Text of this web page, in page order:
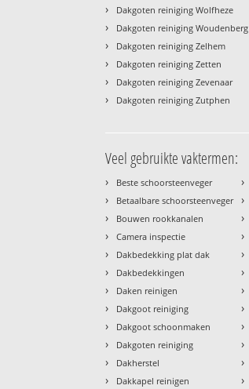
› Dakgoten reiniging Wolfheze
› Dakgoten reiniging Woudenberg
› Dakgoten reiniging Zelhem
› Dakgoten reiniging Zetten
› Dakgoten reiniging Zevenaar
› Dakgoten reiniging Zutphen
Veel gebruikte vaktermen:
› Beste schoorsteenveger
› Betaalbare schoorsteenveger
› Bouwen rookkanalen
› Camera inspectie
› Dakbedekking plat dak
› Dakbedekkingen
› Daken reinigen
› Dakgoot reiniging
› Dakgoot schoonmaken
› Dakgoten reiniging
› Dakherstel
› Dakkapel reinigen
›
›
›
›
›
›
›
›
›
›
›
›